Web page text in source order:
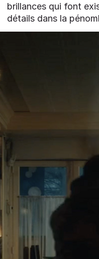
brillances qui font
détails dans la